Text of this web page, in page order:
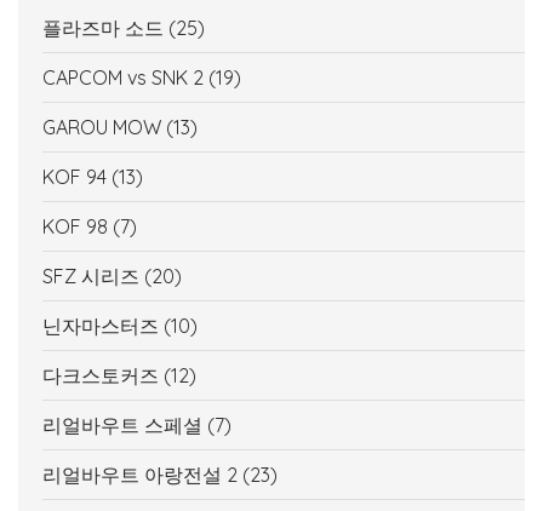
플라즈마 소드 (25)
CAPCOM vs SNK 2 (19)
GAROU MOW (13)
KOF 94 (13)
KOF 98 (7)
SFZ 시리즈 (20)
닌자마스터즈 (10)
다크스토커즈 (12)
리얼바우트 스페셜 (7)
리얼바우트 아랑전설 2 (23)